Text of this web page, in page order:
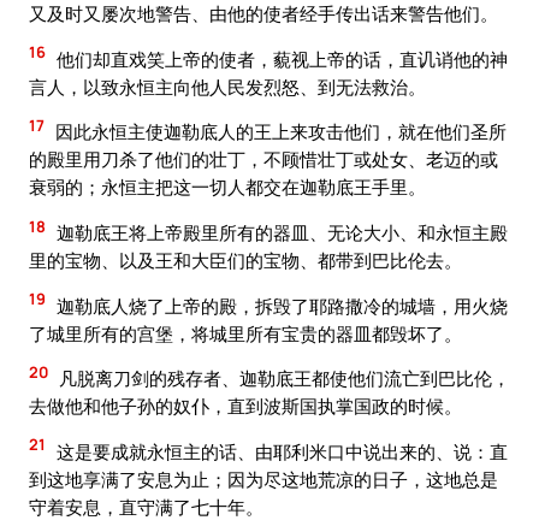
又及时又屡次地警告、由他的使者经手传出话来警告他们。
16 他们却直戏笑上帝的使者，藐视上帝的话，直讥诮他的神
言人，以致永恒主向他人民发烈怒、到无法救治。
17 因此永恒主使迦勒底人的王上来攻击他们，就在他们圣所
的殿里用刀杀了他们的壮丁，不顾惜壮丁或处女、老迈的或
衰弱的；永恒主把这一切人都交在迦勒底王手里。
18 迦勒底王将上帝殿里所有的器皿、无论大小、和永恒主殿
里的宝物、以及王和大臣们的宝物、都带到巴比伦去。
19 迦勒底人烧了上帝的殿，拆毁了耶路撒冷的城墙，用火烧
了城里所有的宫堡，将城里所有宝贵的器皿都毁坏了。
20
凡脱离刀剑的残存者、迦勒底王都使他们流亡到巴比伦，
去做他和他子孙的奴仆，直到波斯国执掌国政的时候。
21
这是要成就永恒主的话、由耶利米口中说出来的、说：直
到这地享满了安息为止；因为尽这地荒凉的日子，这地总是
守着安息，直守满了七十年。